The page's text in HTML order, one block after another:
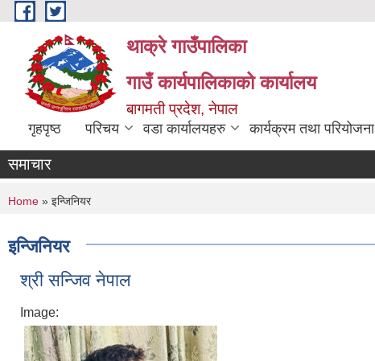
Skip to main content
थाक्रे गाउँपालिका
गाउँ कार्यपालिकाको कार्यालय
बागमती प्रदेश, नेपाल
गृहपृष्ठ परिचय वडा कार्यालयहरु कार्यक्रम तथा परियोजना
समाचार
You are here
Home » इन्जिनियर
इन्जिनियर
श्री सन्जिव नेपाल
Image: